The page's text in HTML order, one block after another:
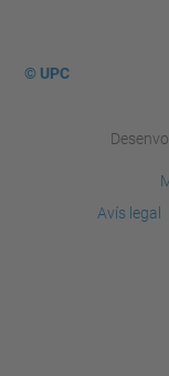
© UPC
Avís legal